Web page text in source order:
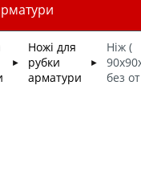
►
Ножі для
рубки
арматури
►
Ніж (
без